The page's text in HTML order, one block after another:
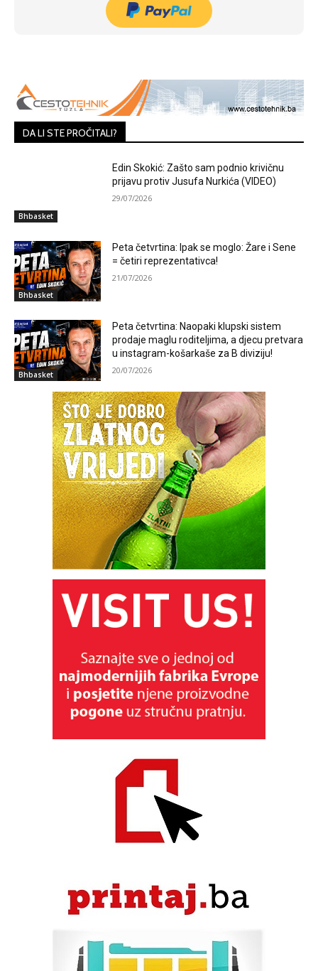
DA LI STE PROČITALI?
Bhbasket
Edin Skokić: Zašto sam podnio krivičnu
prijavu protiv Jusufa Nurkića (VIDEO)
29/07/2026
Bhbasket
Peta četvrtina: Ipak se moglo: Žare i Sene
= četiri reprezentativca!
21/07/2026
Bhbasket
Peta četvrtina: Naopaki klupski sistem
prodaje maglu roditeljima, a djecu pretvara
u instagram-košarkaše za B diviziju!
20/07/2026